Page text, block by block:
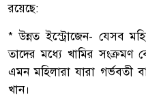
রয়েছে:
* উন্নত ইস্ট্রোজেন- যেসব
তাদের মধ্যে খামির সংক্রমণ
এমন মহিলারা যারা গর্ভবতী বা
খান।